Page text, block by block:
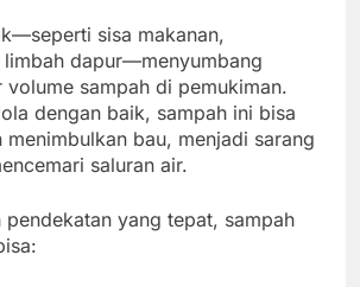
sisa makanan,
limbah dapur—menyumbang
volume sampah di pemukiman.
dengan baik, sampah ini bisa
menimbulkan bau, menjadi sarang
saluran air.
pendekatan yang tepat, sampah